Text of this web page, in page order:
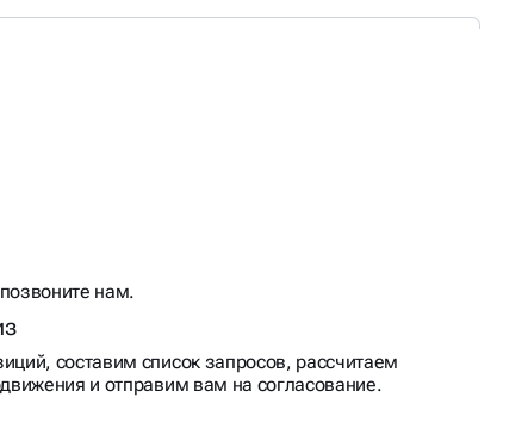
нам.
составим список запросов, рассчитаем
и отправим вам на согласование.